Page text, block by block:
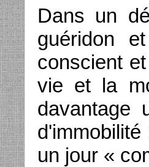
Dans un
guéridon
conscient
vie et la
un jour «